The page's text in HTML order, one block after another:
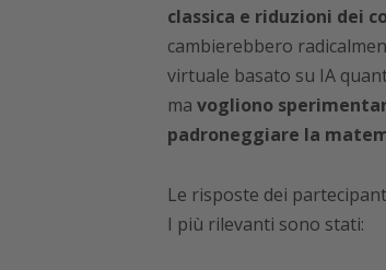
classica e riduzioni dei
cambierebbero
virtuale basato su IA
ma vogliono
padroneggiare la
Le risposte dei
I più rilevanti sono stati: